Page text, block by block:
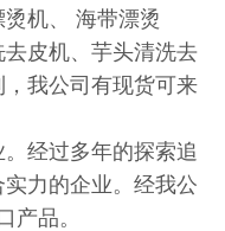
机、 海带漂烫
皮机、芋头清洗去
我公司有现货可来
经过多年的探索追
力的企业。经我公
产品。